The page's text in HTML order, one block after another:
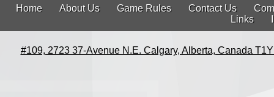
Home About Us Game Rules Contact Us
Links
#109, 2723 37-Avenue N.E. Calgary, Alberta, Canada